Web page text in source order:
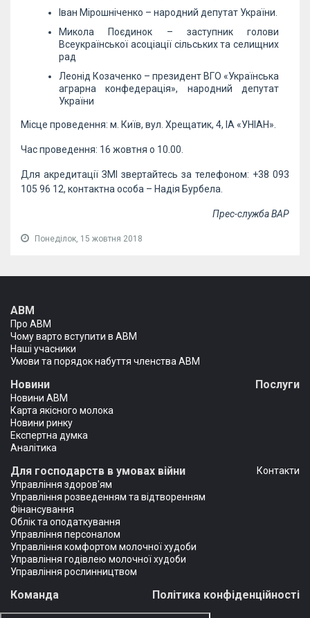
Іван Мірошніченко – народний депутат України.
Микола Поєдинок – заступник голови
Всеукраїнської асоціації сільських та селищних
рад
Леонід Козаченко – президент ВГО «Українська
аграрна конфедерація», народний депутат
України
Місце проведення: м. Київ, вул. Хрещатик, 4, ІА «УНІАН».
Час проведення: 16 жовтня о 10.00.
Для акредитації ЗМІ звертайтесь за телефоном: +38 093
105 96 12, контактна особа – Надія Бурбела.
Прес-служба ВАР
Понеділок, 15 жовтня 2018
АВМ
Про АВМ
Чому варто вступити в АВМ
Наші учасники
Умови та порядок набуття членства АВМ
Новини
Новини АВМ
Карта якісного молока
Новини ринку
Експертна думка
Аналітика
Послуги
Для господарств в умовах війни
Управління здоров'ям
Управління розведенням та відтворенням
Фінансування
Облік та оподаткування
Управління персоналом
Управління комфортом молочної худоби
Управління годівлею молочної худоби
Управління рослинництвом
Контакти
Команда Політика конфіденційності